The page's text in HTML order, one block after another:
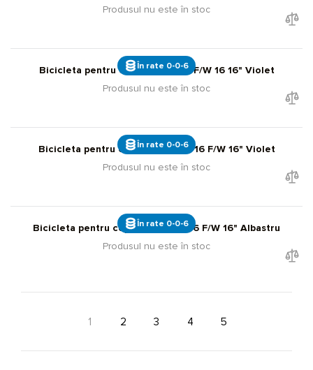
Produsul nu este în stoc
În rate 0-0-6
Bicicleta pentru copii Liv Adore F/W 16 16" Violet
Produsul nu este în stoc
În rate 0-0-6
Bicicleta pentru copii Giant ARX 16 F/W 16" Violet
Produsul nu este în stoc
În rate 0-0-6
Bicicleta pentru copii Giant ARX 16 F/W 16" Albastru
Produsul nu este în stoc
1 2 3 4 5